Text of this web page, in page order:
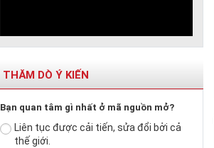
THĂM DÒ Ý KIẾN
Bạn quan tâm gì nhất ở mã nguồn mở?
Liên tục được cải tiến, sửa đổi bởi cả
thế giới.